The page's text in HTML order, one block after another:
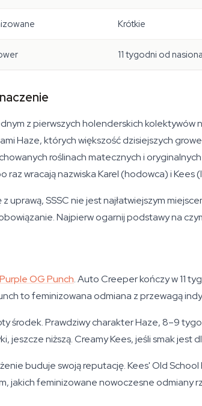
Krótkie
11 tygodni od
z pierwszych holenderskich
Haze, których większość dzisiejszych
roślinach matecznych i
wracają nazwiska Karel (hodowca) i Kees
uprawą, SSSC nie jest najłatwiejszym
Najpierw ogarnij podstawy na
Purple OG Punch. Auto Creeper kończy w 11
to feminizowana odmiana z przewagą
środek. Prawdziwy charakter Haze, 8–9
jeszcze niższą. Creamy Kees, jeśli smak jest
buduje swoją reputację. Kees' Old
jakich feminizowane nowoczesne odmiany